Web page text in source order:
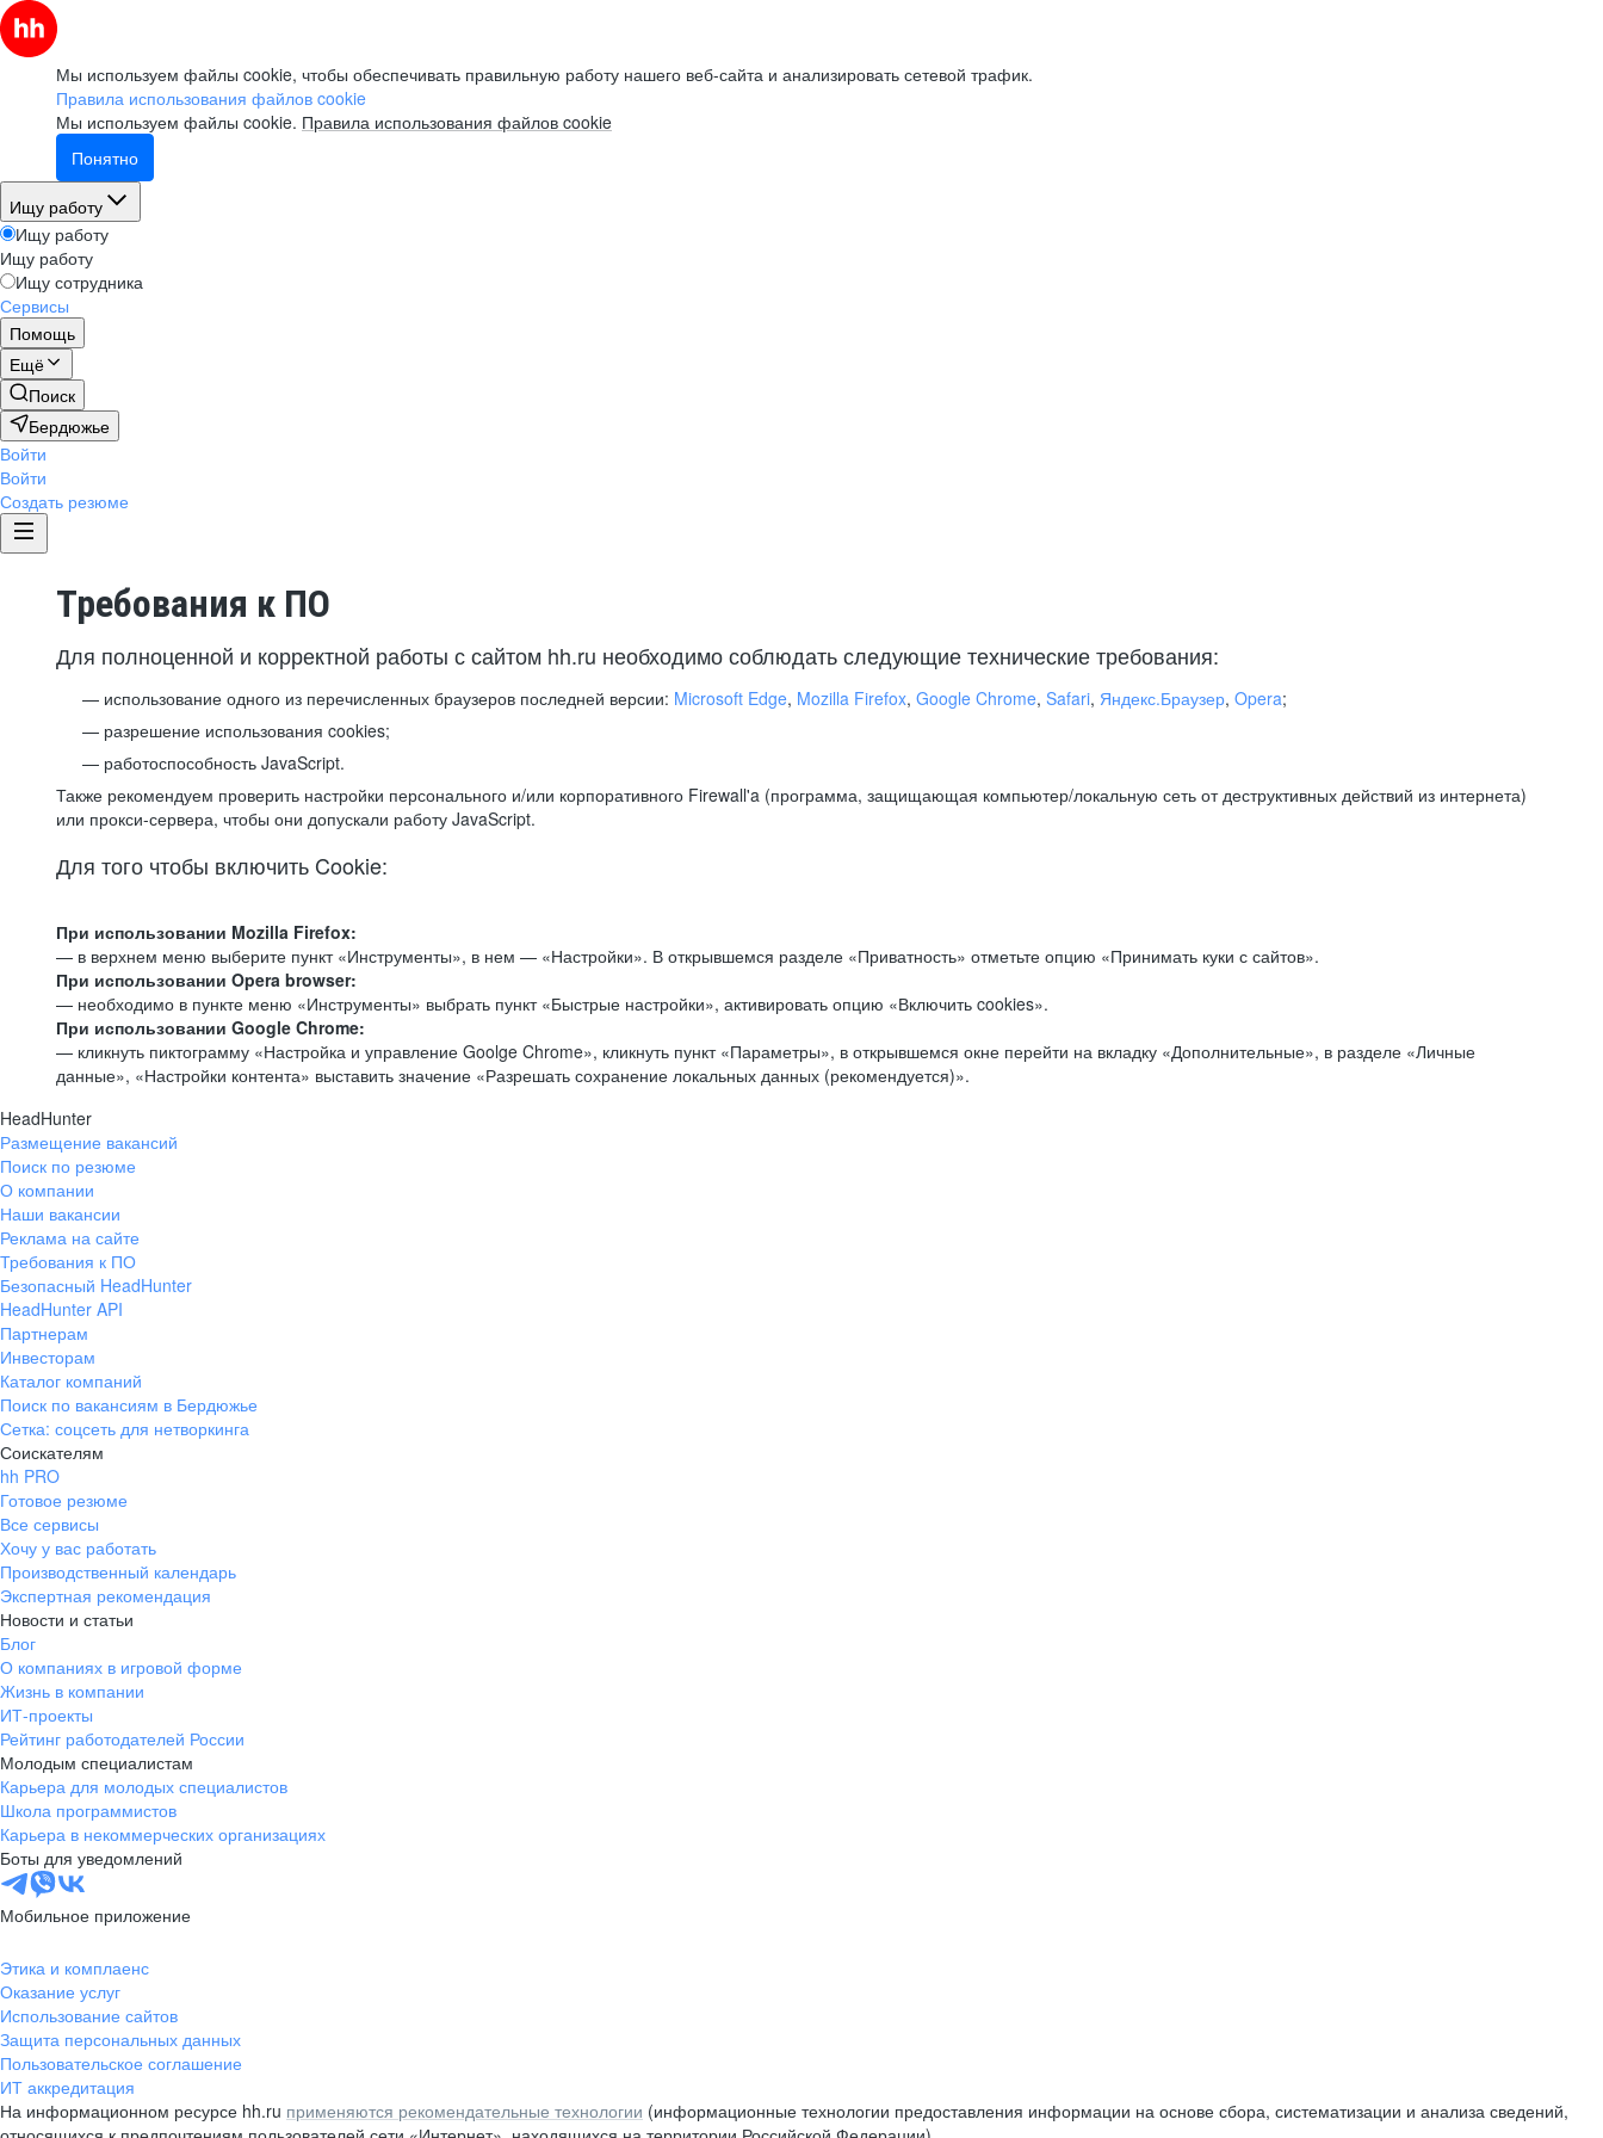
Мы используем файлы cookie, чтобы обеспечивать правильную работу нашего веб-сайта и анализировать сетевой трафик.
Правила использования файлов cookie
Мы используем файлы cookie. Правила использования файлов cookie
Понятно
Ищу работу
Ищу работу
Ищу работу
Ищу сотрудника
Сервисы
Помощь
Ещё
Поиск
Бердюжье
Войти
Войти
Создать резюме
Требования к ПО
Для полноценной и корректной работы с сайтом hh.ru необходимо соблюдать следующие технические требования:
использование одного из перечисленных браузеров последней версии: Microsoft Edge, Mozilla Firefox, Google Chrome, Safari, Яндекс.Браузер, Opera;
разрешение использования cookies;
работоспособность JavaScript.
Также рекомендуем проверить настройки персонального и/или корпоративного Firewall'a (программа, защищающая компьютер/локальную сеть от деструктивных действий из интернета)
или прокси-сервера, чтобы они допускали работу JavaScript.
Для того чтобы включить Cookie:
При использовании Mozilla Firefox:
— в верхнем меню выберите пункт «Инструменты», в нем — «Настройки». В открывшемся разделе «Приватность» отметьте опцию «Принимать куки с сайтов».
При использовании Opera browser:
— необходимо в пункте меню «Инструменты» выбрать пункт «Быстрые настройки», активировать опцию «Включить cookies».
При использовании Google Chrome:
— кликнуть пиктограмму «Настройка и управление Goolge Chrome», кликнуть пункт «Параметры», в открывшемся окне перейти на вкладку «Дополнительные», в разделе «Личные
данные», «Настройки контента» выставить значение «Разрешать сохранение локальных данных (рекомендуется)».
HeadHunter
Размещение вакансий
Поиск по резюме
О компании
Наши вакансии
Реклама на сайте
Требования к ПО
Безопасный HeadHunter
HeadHunter API
Партнерам
Инвесторам
Каталог компаний
Поиск по вакансиям в Бердюжье
Сетка: соцсеть для нетворкинга
Соискателям
hh PRO
Готовое резюме
Все сервисы
Хочу у вас работать
Производственный календарь
Экспертная рекомендация
Новости и статьи
Блог
О компаниях в игровой форме
Жизнь в компании
ИТ-проекты
Рейтинг работодателей России
Молодым специалистам
Карьера для молодых специалистов
Школа программистов
Карьера в некоммерческих организациях
Боты для уведомлений
Мобильное приложение
Этика и комплаенс
Оказание услуг
Использование сайтов
Защита персональных данных
Пользовательское соглашение
ИТ аккредитация
На информационном ресурсе hh.ru применяются рекомендательные технологии (информационные технологии предоставления информации на основе сбора, систематизации и анализа сведений,